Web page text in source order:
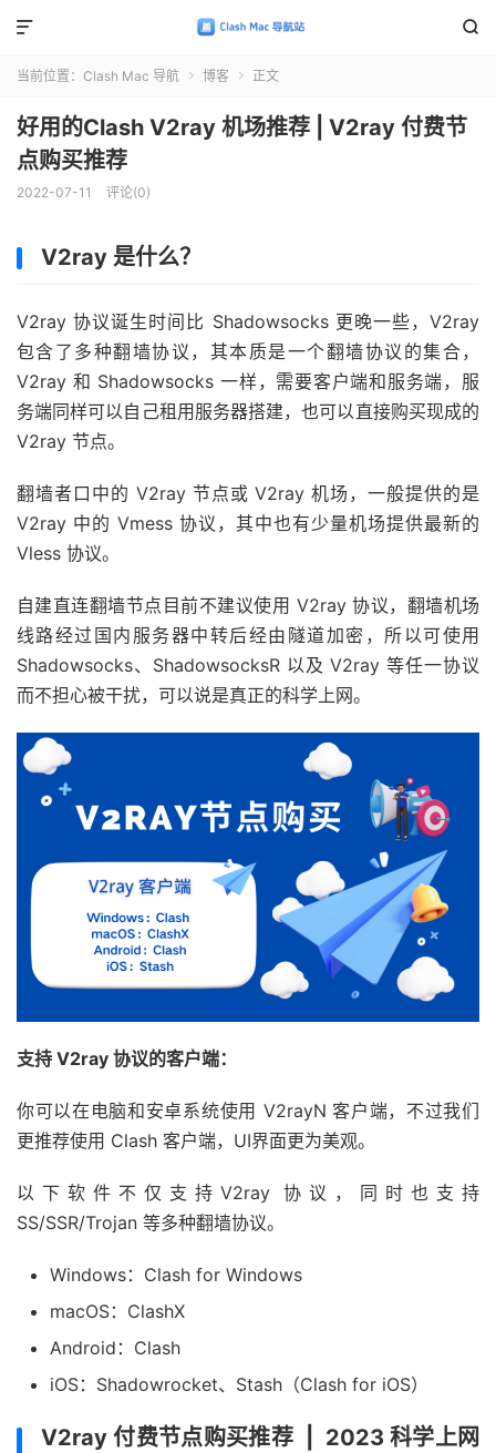


当前位置： Clash Mac 导航  博客  正文
好用的Clash V2ray 机场推荐 | V2ray 付费节
点购买推荐
2022-07-11 评论(0)
V2ray 是什么？
V2ray 协议诞生时间比 Shadowsocks 更晚一些，V2ray
包含了多种翻墙协议，其本质是一个翻墙协议的集合，
V2ray 和 Shadowsocks 一样，需要客户端和服务端，服
务端同样可以自己租用服务器搭建，也可以直接购买现成的
V2ray 节点。
翻墙者口中的 V2ray 节点或 V2ray 机场，一般提供的是
V2ray 中的 Vmess 协议，其中也有少量机场提供最新的
Vless 协议。
自建直连翻墙节点目前不建议使用 V2ray 协议，翻墙机场
线路经过国内服务器中转后经由隧道加密，所以可使用
Shadowsocks、ShadowsocksR 以及 V2ray 等任一协议
而不担心被干扰，可以说是真正的科学上网。
支持 V2ray 协议的客户端：
你可以在电脑和安卓系统使用 V2rayN 客户端，不过我们
更推荐使用 Clash 客户端，UI界面更为美观。
以下软件不仅支持V2ray 协议，同时也支持
SS/SSR/Trojan 等多种翻墙协议。
Windows：Clash for Windows
macOS：ClashX
Android：Clash
iOS：Shadowrocket、Stash（Clash for iOS）
V2ray 付费节点购买推荐 | 2023 科学上网